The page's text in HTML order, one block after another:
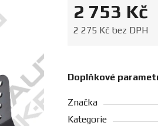
2 753 Kč
2 275 Kč bez DPH
Doplňkové
Značka
Kategorie